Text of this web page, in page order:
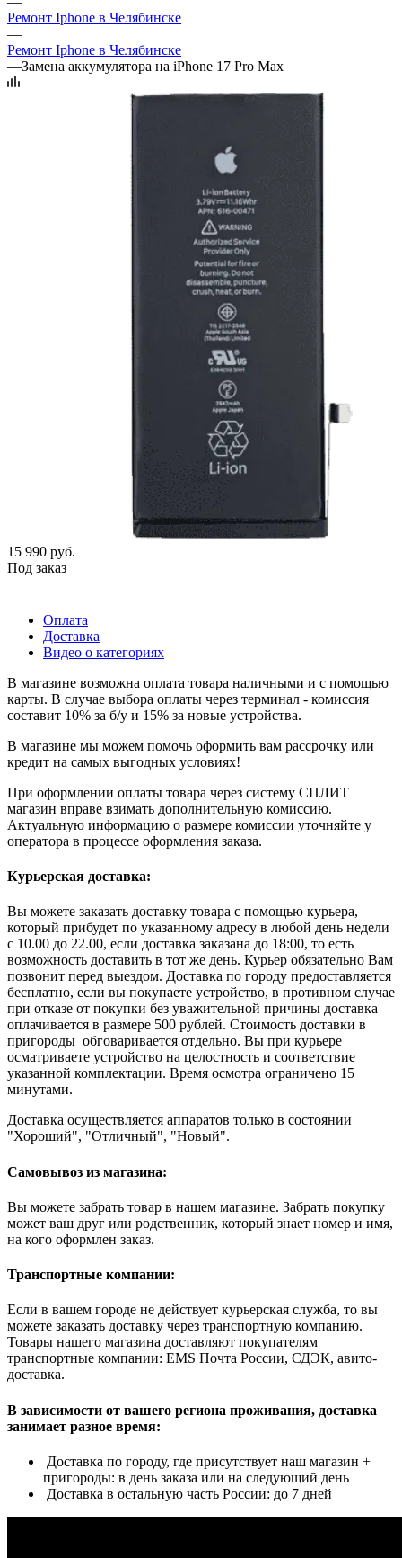
Ремонт Iphone в Челябинске
—
Ремонт Iphone в Челябинске
—Замена аккумулятора на iPhone 17 Pro Max
15 990 руб.
Под заказ
Оплата
Доставка
Видео о категориях
В магазине возможна оплата товара наличными и с помощью
карты. В случае выбора оплаты через терминал - комиссия
составит 10% за б/у и 15% за новые устройства.
В магазине мы можем помочь оформить вам рассрочку или
кредит на самых выгодных условиях!
При оформлении оплаты товара через систему СПЛИТ
магазин вправе взимать дополнительную комиссию.
Актуальную информацию о размере комиссии уточняйте у
оператора в процессе оформления заказа.
Курьерская доставка:
Вы можете заказать доставку товара с помощью курьера,
который прибудет по указанному адресу в любой день недели
с 10.00 до 22.00, если доставка заказана до 18:00, то есть
возможность доставить в тот же день. Курьер обязательно Вам
позвонит перед выездом. Доставка по городу предоставляется
бесплатно, если вы покупаете устройство, в противном случае
при отказе от покупки без уважительной причины доставка
оплачивается в размере 500 рублей. Стоимость доставки в
пригороды обговаривается отдельно. Вы при курьере
осматриваете устройство на целостность и соответствие
указанной комплектации. Время осмотра ограничено 15
минутами.
Доставка осуществляется аппаратов только в состоянии
"Хороший", "Отличный", "Новый".
Самовывоз из магазина:
Вы можете забрать товар в нашем магазине. Забрать покупку
может ваш друг или родственник, который знает номер и имя,
на кого оформлен заказ.
Транспортные компании:
Если в вашем городе не действует курьерская служба, то вы
можете заказать доставку через транспортную компанию.
Товары нашего магазина доставляют покупателям
транспортные компании: EMS Почта России, СДЭК, авито-
доставка.
В зависимости от вашего региона проживания, доставка
занимает разное время:
Доставка по городу, где присутствует наш магазин +
пригороды: в день заказа или на следующий день
Доставка в остальную часть России: до 7 дней